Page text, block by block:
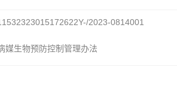
2023-0814001
媒生物预防控制管理办法